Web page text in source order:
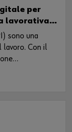
per
lavorativa
sono una
lavoro. Con il
o gli